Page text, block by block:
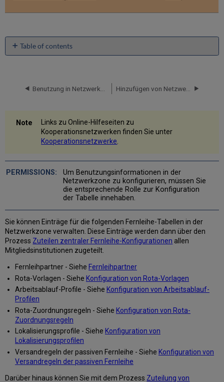
Table of contents
No
Links zu Online-Hilfeseiten zu
Kooperationsnetzwerken finden Sie unter
Kooperationsnetzwerke.
Um Benutzungsinformationen in der
Netzwerkzone zu konfigurieren, müssen Sie
die entsprechende Rolle zur Konfiguration
der Tabelle innehaben.
Sie können Einträge für die folgenden Fernleihe-Tabellen in der
Netzwerkzone verwalten. Diese Einträge werden dann über den
Prozess Zuteilen zentraler Fernleihe-Konfigurationen allen
Mitgliedsinstitutionen zugeteilt.
Fernleihpartner - Siehe Fernleihpartner
Rota-Vorlagen - Siehe Konfiguration von Rota-Vorlagen
Arbeitsablauf-Profile - Siehe Konfiguration von Arbeitsablauf-
Profilen
Rota-Zuordnungsregeln - Siehe Konfiguration von Rota-
Zuordnungsregeln
Lokalisierungsprofile - Siehe Konfiguration von
Lokalisierungsprofilen
Versandregeln der passiven Fernleihe - Siehe Konfiguration von
Versandregeln der passiven Fernleihe
Darüber hinaus können Sie mit dem Prozess Zuteilung von